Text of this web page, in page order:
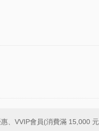
、VVIP會員(消費滿 15,000